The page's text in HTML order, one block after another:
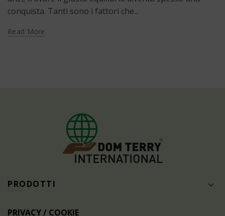
conquista. Tanti sono i fattori che...
Read More
PRODOTTI
PRIVACY / COOKIE